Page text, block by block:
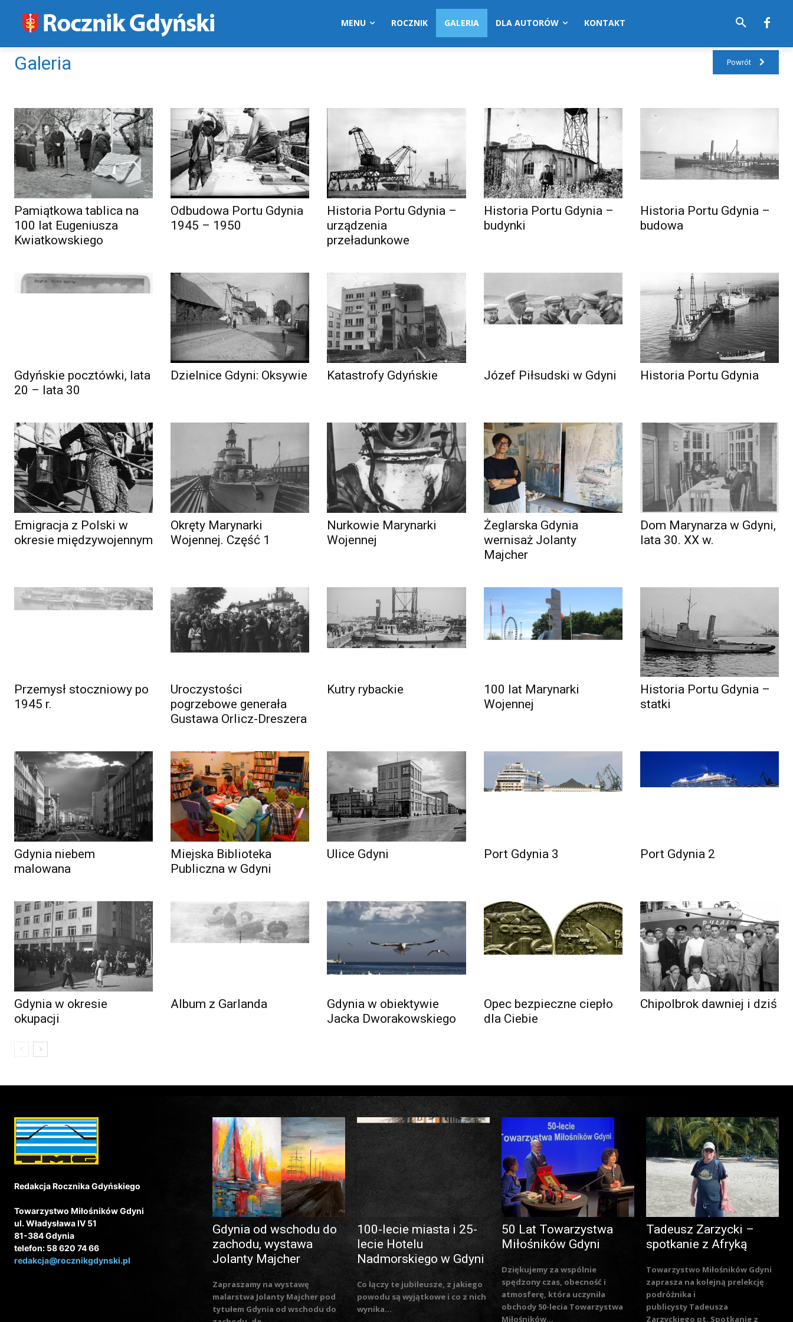
MENU ROCZNIK GALERIA DLA AUTORÓW KONTAKT
Galeria Powrót
Pamiątkowa tablica na
100 lat Eugeniusza
Kwiatkowskiego
Odbudowa Portu Gdynia
1945 – 1950
Historia Portu Gdynia –
urządzenia
przeładunkowe
Historia Portu Gdynia –
budynki
Historia Portu Gdynia –
budowa
Gdyńskie pocztówki, lata
20 – lata 30
Dzielnice Gdyni: Oksywie Katastrofy Gdyńskie Józef Piłsudski w Gdyni Historia Portu Gdynia
Emigracja z Polski w
okresie międzywojennym
Okręty Marynarki
Wojennej. Część 1
Nurkowie Marynarki
Wojennej
Żeglarska Gdynia
wernisaż Jolanty
Majcher
Dom Marynarza w Gdyni,
lata 30. XX w.
Przemysł stoczniowy po
1945 r.
Uroczystości
pogrzebowe generała
Gustawa Orlicz-Dreszera
Kutry rybackie
100 lat Marynarki
Wojennej
Historia Portu Gdynia –
statki
Gdynia niebem
malowana
Miejska Biblioteka
Publiczna w Gdyni
Ulice Gdyni Port Gdynia 3 Port Gdynia 2
Gdynia w okresie
okupacji
Album z Garlanda
Gdynia w obiektywie
Jacka Dworakowskiego
Opec bezpieczne ciepło
dla Ciebie
Chipolbrok dawniej i dziś
Redakcja Rocznika Gdyńskiego
Towarzystwo Miłośników Gdyni
ul. Władysława IV 51
81-384 Gdynia
telefon: 58 620 74 66
redakcja@rocznikgdynski.pl
Gdynia od wschodu do
zachodu, wystawa
Jolanty Majcher
Zapraszamy na wystawę
malarstwa Jolanty Majcher pod
tytułem Gdynia od wschodu do
100-lecie miasta i 25-
lecie Hotelu
Nadmorskiego w Gdyni
Co łączy te jubileusze, z jakiego
powodu są wyjątkowe i co z nich
wynika...
50 Lat Towarzystwa
Miłośników Gdyni
Dziękujemy za wspólnie
spędzony czas, obecność i
atmosferę, która uczyniła
obchody 50-lecia Towarzystwa
Miłośników...
Tadeusz Zarzycki –
spotkanie z Afryką
Towarzystwo Miłośników Gdyni
zaprasza na kolejną prelekcję
podróżnika i
publicysty Tadeusza
Zarzyckiego pt. Spotkanie z